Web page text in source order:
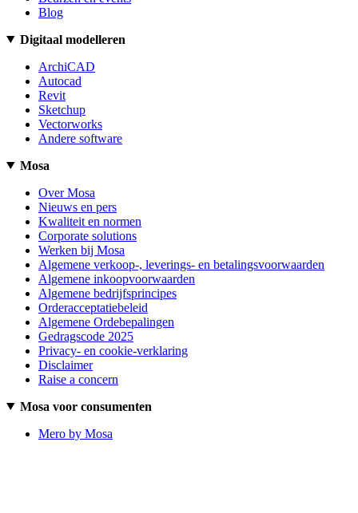
Blog
Digitaal modelleren
ArchiCAD
Autocad
Revit
Sketchup
Vectorworks
Andere software
Mosa
Over Mosa
Nieuws en pers
Kwaliteit en normen
Corporate solutions
Werken bij Mosa
Algemene verkoop-, leverings- en betalingsvoorwaarden
Algemene inkoopvoorwaarden
Algemene bedrijfsprincipes
Orderacceptatiebeleid
Algemene Ordebepalingen
Gedragscode 2025
Privacy- en cookie-verklaring
Disclaimer
Raise a concern
Mosa voor consumenten
Mero by Mosa